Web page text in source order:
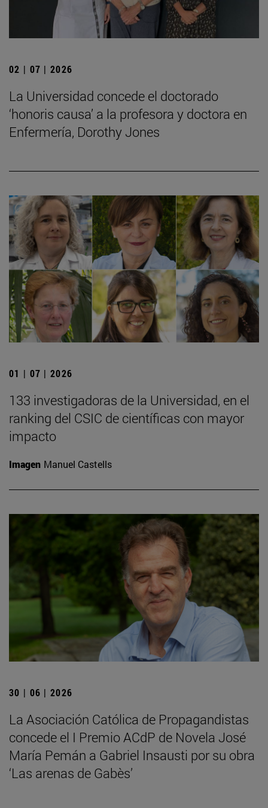
02 | 07 | 2026
La Universidad concede el doctorado
‘honoris causa’ a la profesora y doctora en
Enfermería, Dorothy Jones
01 | 07 | 2026
133 investigadoras de la Universidad, en el
ranking del CSIC de científicas con mayor
impacto
Imagen Manuel Castells
30 | 06 | 2026
La Asociación Católica de Propagandistas
concede el I Premio ACdP de Novela José
María Pemán a Gabriel Insausti por su obra
‘Las arenas de Gabès’